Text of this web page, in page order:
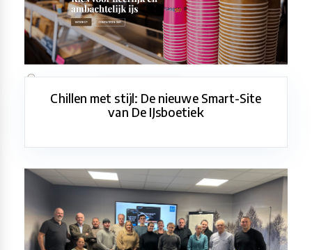
Chillen met stijl: De nieuwe Smart-Site
van De IJsboetiek